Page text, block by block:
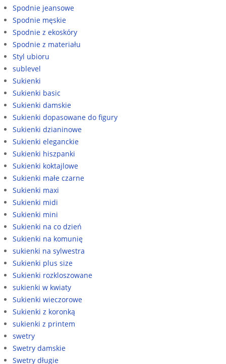
Spodnie jeansowe
Spodnie męskie
Spodnie z ekoskóry
Spodnie z materiału
Styl ubioru
sublevel
Sukienki
Sukienki basic
Sukienki damskie
Sukienki dopasowane do figury
Sukienki dzianinowe
Sukienki eleganckie
Sukienki hiszpanki
Sukienki koktajlowe
Sukienki małe czarne
Sukienki maxi
Sukienki midi
Sukienki mini
Sukienki na co dzień
Sukienki na komunię
sukienki na sylwestra
Sukienki plus size
Sukienki rozkloszowane
sukienki w kwiaty
Sukienki wieczorowe
Sukienki z koronką
sukienki z printem
swetry
Swetry damskie
Swetry długie